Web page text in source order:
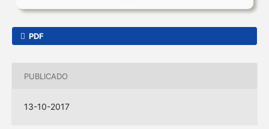
PDF
PUBLICADO
13-10-2017